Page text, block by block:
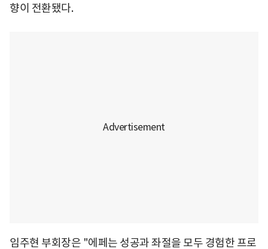
향이 전환됐다.
임주현 부회장은 "에페는 성공과 좌절을 모두 경험한 프로